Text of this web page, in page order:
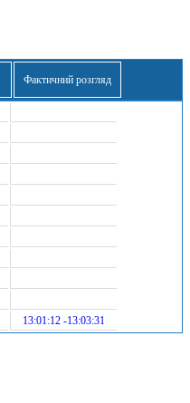
Фактичний розгляд
13:01:12 -13:03:31